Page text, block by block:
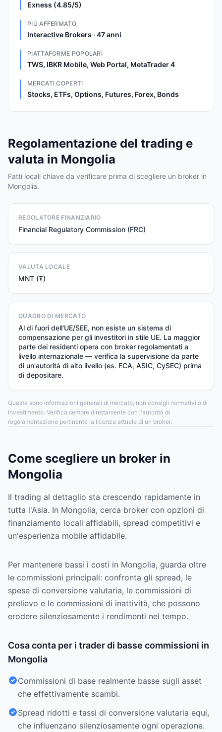
Exness (4.85/5)
PIÙ AFFERMATO
Interactive Brokers · 47 anni
PIATTAFORME POPOLARI
TWS, IBKR Mobile, Web Portal, MetaTrader 4
MERCATI COPERTI
Stocks, ETFs, Options, Futures, Forex, Bonds
Regolamentazione del trading e
valuta in Mongolia
Fatti locali chiave da verificare prima di scegliere un broker in
Mongolia.
REGOLATORE FINANZIARIO
Financial Regulatory Commission (FRC)
VALUTA LOCALE
MNT (₮)
QUADRO DI MERCATO
Al di fuori dell'UE/SEE, non esiste un sistema di
compensazione per gli investitori in stile UE. La maggior
parte dei residenti opera con broker regolamentati a
livello internazionale — verifica la supervisione da parte
di un'autorità di alto livello (es. FCA, ASIC, CySEC) prima
di depositare.
Queste sono informazioni generali di mercato, non consigli normativi o di
investimento. Verifica sempre direttamente con l'autorità di
regolamentazione pertinente la licenza attuale di un broker.
Come scegliere un broker in
Mongolia
Il trading al dettaglio sta crescendo rapidamente in
tutta l'Asia. In Mongolia, cerca broker con opzioni di
finanziamento locali affidabili, spread competitivi e
un'esperienza mobile affidabile.
Per mantenere bassi i costi in Mongolia, guarda oltre
le commissioni principali: confronta gli spread, le
spese di conversione valutaria, le commissioni di
prelievo e le commissioni di inattività, che possono
erodere silenziosamente i rendimenti nel tempo.
Cosa conta per i trader di basse commissioni in
Mongolia
Commissioni di base realmente basse sugli asset
che effettivamente scambi.
Spread ridotti e tassi di conversione valutaria equi,
che influenzano silenziosamente ogni operazione.